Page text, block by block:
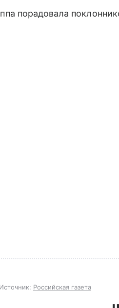
порадовала
Источник: Российская газета